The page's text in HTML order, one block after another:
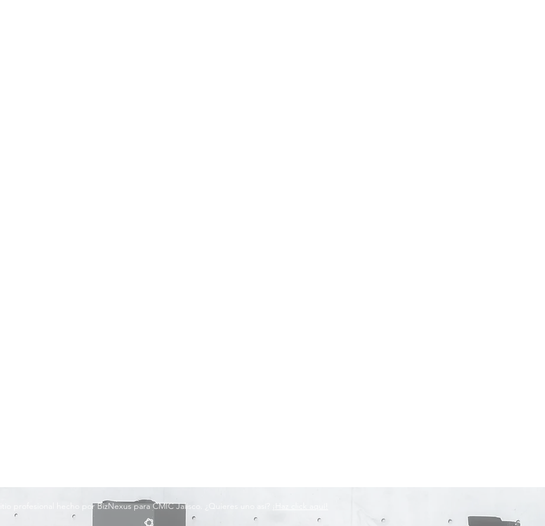
Sitio profesional hecho por BizNexus para CMIC Jalisco. ¿Quieres uno así?